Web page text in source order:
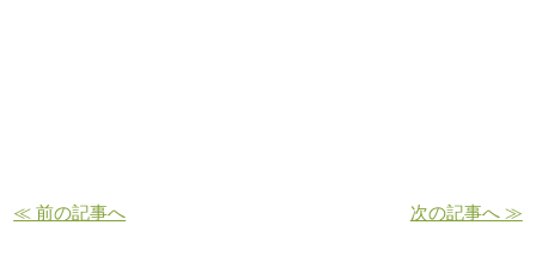
≪ 前の記事へ 次の記事へ ≫